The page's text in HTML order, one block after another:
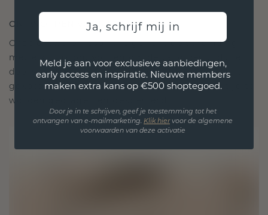
ONTWORPEN VOOR VERBINDING
Onze ontwerpfilosofie is gericht op verbinding,
met elk stuk ontworpen om de tand des tijds te
doorstaan. Het wordt jouw symbool van liefde en
gekoesterde momenten, bedoeld om voor altijd te
worden gedragen en gekoesterd.
Ja, schrijf mij in
Meld je aan voor exclusieve aanbiedingen,
early access en inspiratie. Nieuwe members
maken extra kans op €500 shoptegoed.
Door je in te schrijven, geef je toestemming tot het
ontvangen van e-mailmarketing. Klik hiervoor de algemene
voorwaarden van deze activatie